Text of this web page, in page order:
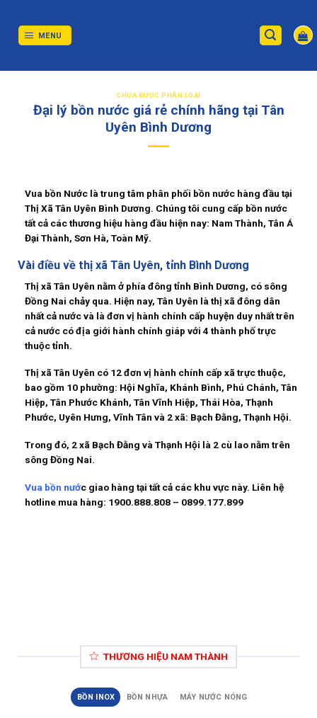
content
MENU
CHƯA ĐƯỢC PHÂN LOẠI
Đại lý bồn nước giá rẻ chính hãng tại Tân
Uyên Bình Dương
Vua bồn Nước là trung tâm phân phối bồn nước hàng đầu tại
Thị Xã Tân Uyên Bình Dương. Chúng tôi cung cấp bồn nước
tất cả các thương hiệu hàng đầu hiện nay: Nam Thành, Tân Á
Đại Thành, Sơn Hà, Toàn Mỹ.
Vài điều về thị xã Tân Uyên, tỉnh Bình Dương
Thị xã Tân Uyên nằm ở phía đông tỉnh Bình Dương, có sông
Đồng Nai chảy qua. Hiện nay, Tân Uyên là thị xã đông dân
nhất cả nước và là đơn vị hành chính cấp huyện duy nhất trên
cả nước có địa giới hành chính giáp với 4 thành phố trực
thuộc tỉnh.
Thị xã Tân Uyên có 12 đơn vị hành chính cấp xã trực thuộc,
bao gồm 10 phường: Hội Nghĩa, Khánh Bình, Phú Chánh, Tân
Hiệp, Tân Phước Khánh, Tân Vĩnh Hiệp, Thái Hòa, Thạnh
Phước, Uyên Hưng, Vĩnh Tân và 2 xã: Bạch Đằng, Thạnh Hội.
Trong đó, 2 xã Bạch Đằng và Thạnh Hội là 2 cù lao nằm trên
sông Đồng Nai.
Vua bồn nước giao hàng tại tất cả các khu vực này. Liên hệ
hotline mua hàng: 1900.888.808 – 0899.177.899
THƯƠNG HIỆU NAM THÀNH
BỒN INOX BỒN NHỰA MÁY NƯỚC NÓNG